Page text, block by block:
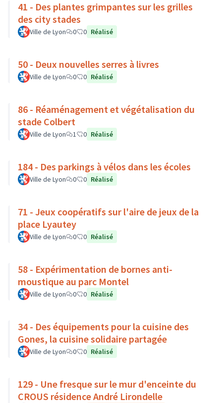
41 - Des plantes grimpantes sur les grilles
des city stades
Ville de Lyon 0 0 Réalisé
50 - Deux nouvelles serres à livres
Ville de Lyon 0 0 Réalisé
86 - Réaménagement et végétalisation du
stade Colbert
Ville de Lyon 1 0 Réalisé
184 - Des parkings à vélos dans les écoles
Ville de Lyon 0 0 Réalisé
71 - Jeux coopératifs sur l'aire de jeux de la
place Lyautey
Ville de Lyon 0 0 Réalisé
58 - Expérimentation de bornes anti-
moustique au parc Montel
Ville de Lyon 0 0 Réalisé
34 - Des équipements pour la cuisine des
Gones, la cuisine solidaire partagée
Ville de Lyon 0 0 Réalisé
129 - Une fresque sur le mur d'enceinte du
CROUS résidence André Lirondelle